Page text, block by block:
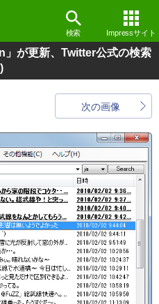
検索 Impressサイト
が更新、Twitter公式の検索
次の画像